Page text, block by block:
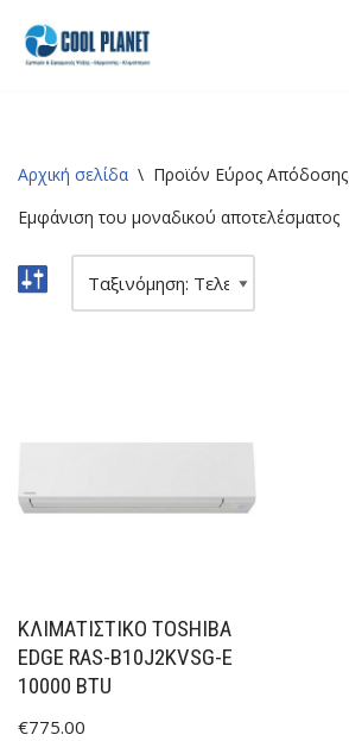
Μεταπηδήστε
Αρχική σελίδα \ Προϊόν Εύρος
Εμφάνιση του μοναδικού αποτελέσματος
ΚΛΙΜΑΤΙΣΤΙΚΟ TOSHIBA
EDGE RAS-B10J2KVSG-E
10000 BTU
€775.00